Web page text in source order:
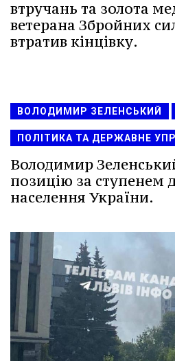
втручань та золота
ветерана Збройних
втратив кінцівку.
ВОЛОДИМИР ЗЕЛЕНСЬКИЙ
ПОЛІТИКА ТА ДЕРЖАВНЕ
Володимир
позицію за ступенем
населення України.